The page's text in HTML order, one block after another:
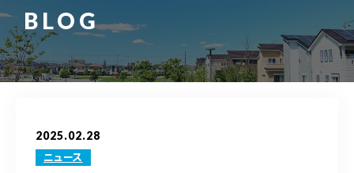
BLOG
2025.02.28
ニュース
ギャラリー